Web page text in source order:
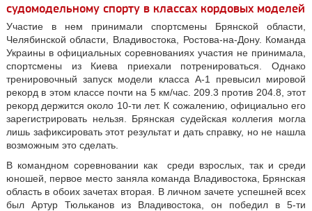
судомодельному спорту в классах кордовых моделей
Участие в нем принимали спортсмены Брянской области,
Челябинской области, Владивостока, Ростова-на-Дону. Команда
Украины в официальных соревнованиях участия не принимала,
спортсмены из Киева приехали потренироваться. Однако
тренировочный запуск модели класса А-1 превысил мировой
рекорд в этом классе почти на 5 км/час. 209.3 против 204.8, этот
рекорд держится около 10-ти лет. К сожалению, официально его
зарегистрировать нельзя. Брянская судейская коллегия могла
лишь зафиксировать этот результат и дать справку, но не нашла
возможным это сделать.
В командном соревновании как среди взрослых, так и среди
юношей, первое место заняла команда Владивостока, Брянская
область в обоих зачетах вторая. В личном зачете успешней всех
был Артур Тюльканов из Владивостока, он победил в 5-ти